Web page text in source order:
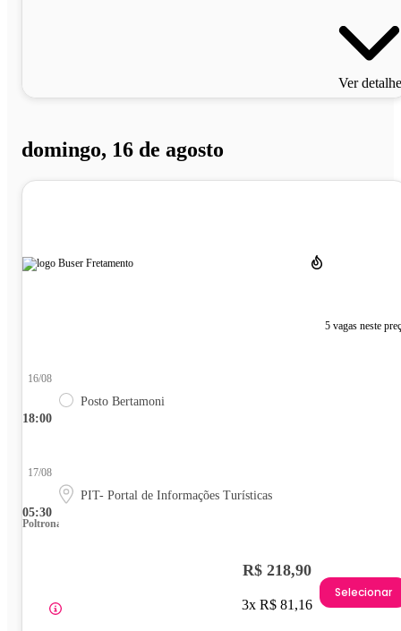
Ver
domingo, 16 de agosto
5 vagas neste
18:00
16/08
Posto Bertamoni
05:30
17/08
PIT- Portal de Informações Turísticas
Poltrona
R$ 218,90
3x R$ 81,16
Selecionar